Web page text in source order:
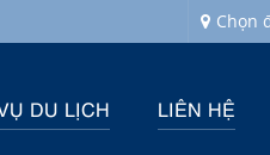
Chọn
DU LỊCH LIÊN HỆ